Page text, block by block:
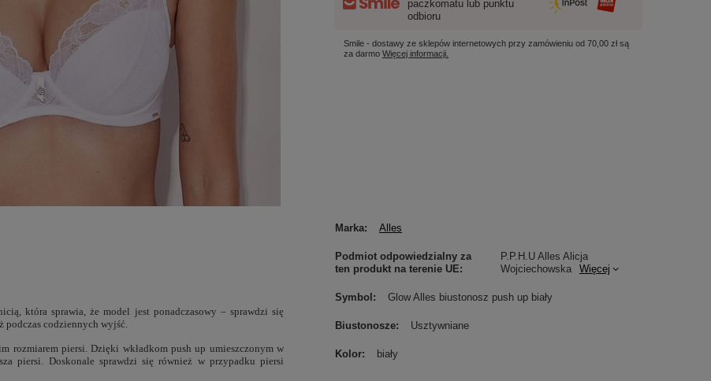
paczkomatu lub punktu
odbioru
Smile - dostawy ze sklepów internetowych przy zamówieniu od70,00 złsą
za darmoWięcej informacji.
która sprawia, że model jest ponadczasowy – sprawdzi się
podczas codziennych wyjść.
rozmiarem piersi. Dzięki wkładkom push up umieszczonym w
piersi. Doskonale sprawdzi się również w przypadku piersi
Marka Alles
Podmiot odpowiedzialny za
ten produkt na terenie UE
P.P.H.U Alles Alicja
Wojciechowska
Więcej
Symbol Glow Alles biustonosz push up biały
Biustonosze Usztywniane
Kolor biały